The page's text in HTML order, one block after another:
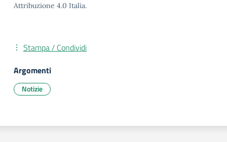
Attribuzione 4.0 Italia.
Stampa / Condividi
Argomenti
Notizie